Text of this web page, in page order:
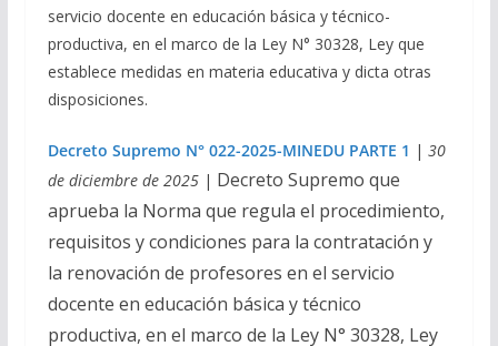
servicio docente en educación básica y técnico-
productiva, en el marco de la Ley N° 30328, Ley que
establece medidas en materia educativa y dicta otras
disposiciones.
Decreto Supremo N° 022-2025-MINEDU PARTE 1 | 30
de diciembre de 2025| Decreto Supremo que
aprueba la Norma que regula el procedimiento,
requisitos y condiciones para la contratación y
la renovación de profesores en el servicio
docente en educación básica y técnico
productiva, en el marco de la Ley N° 30328, Ley